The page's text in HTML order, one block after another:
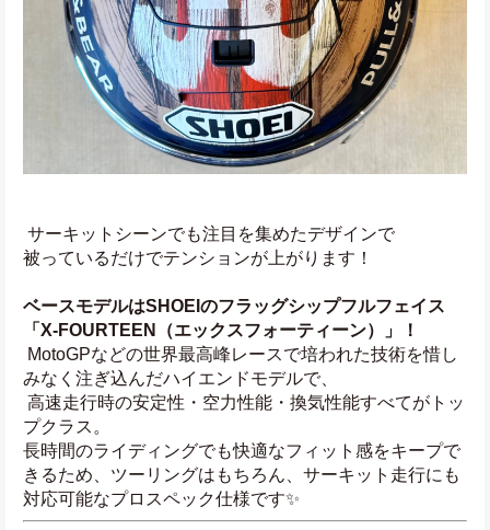
サーキットシーンでも注目を集めたデザインで
被っているだけでテンションが上がります！
ベースモデルはSHOEIのフラッグシップフルフェイス
「X-FOURTEEN（エックスフォーティーン）」！
みなく注ぎ込んだハイエンドモデルで、
プクラス。
長時間のライディングでも快適なフィット感をキープで
きるため、ツーリングはもちろん、サーキット走行にも
対応可能なプロスペック仕様です✨